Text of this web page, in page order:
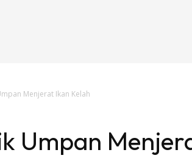
Menjerat Ikan Kelah
Umpan